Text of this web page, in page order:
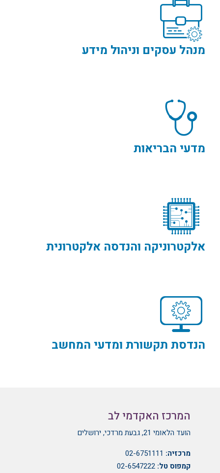
מנהל עסקים וניהול מידע
מדעי הבריאות
אלקטרוניקה והנדסה אלקטרונית
הנדסת תקשורת ומדעי המחשב
המרכז האקדמי לב
הועד הלאומי 21, גבעת מרדכי, ירושלים
מרכזיה: 02-6751111
קמפוס טל: 02-6547222